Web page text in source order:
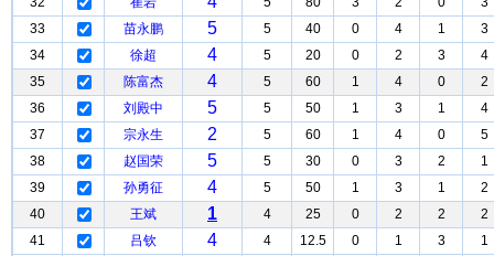
33
苗永鹏 5 5 40 0 4 1
3
34
徐超 4 5 20 0 2 3
4
35
陈富杰 4 5 60 1 4 0
2
36
刘殿中 5 5 50 1 3 1
4
37
宗永生 2 5 60 1 4 0
5
38
赵国荣 5 5 30 0 3 2
1
39
孙勇征 4 5 50 1 3 1
2
40
王斌 1 4 25 0 2 2
2
41
吕钦 4 4 12.5 0 1 3
1